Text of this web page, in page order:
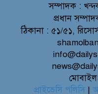
সম্পাদক :
প্রধান
ঠিকানা : ৫১/৫১,
প্রাইভেসি পলিসি |